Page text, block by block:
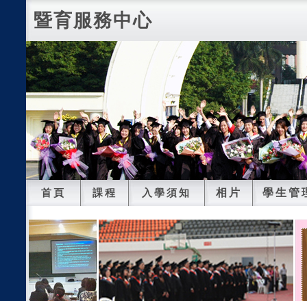
暨育服務中心
首頁 課程 入學須知 相片 學生管